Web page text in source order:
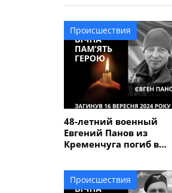
Происшествия
48-летний военный
Евгений Панов из
Кременчуга погиб в
Происшествия